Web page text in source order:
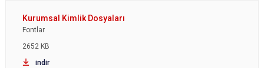
Fontlar
2652 KB
indir